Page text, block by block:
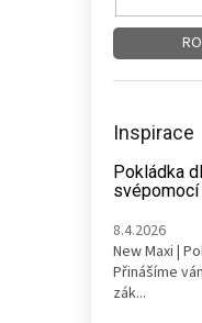
Inspirace
Pokládka
svépomocí
8.4.2026
New Maxi |
Přinášíme
zák...